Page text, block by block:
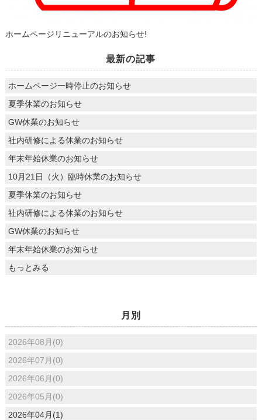
ホームページリニューアルのお知らせ!
最新の記事
ホームページ一時停止のお知らせ
夏季休業のお知らせ
GW休業のお知らせ
社内研修による休業のお知らせ
年末年始休業のお知らせ
10月21日（火）臨時休業のお知らせ
夏季休業のお知らせ
社内研修による休業のお知らせ
GW休業のお知らせ
年末年始休業のお知らせ
もっとみる
月別
2026年08月(0)
2026年07月(0)
2026年06月(0)
2026年05月(0)
2026年04月(1)